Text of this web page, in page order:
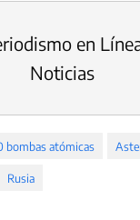
en
Noticias
bombas atómicas
Rusia